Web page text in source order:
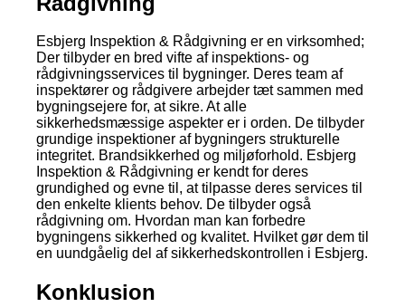
Esbjerg Inspektion & Rådgivning er en virksomhed;
Der tilbyder en bred vifte af inspektions- og
rådgivningsservices til bygninger. Deres team af
inspektører og rådgivere arbejder tæt sammen med
bygningsejere for, at sikre. At alle
sikkerhedsmæssige aspekter er i orden. De tilbyder
grundige inspektioner af bygningers strukturelle
integritet. Brandsikkerhed og miljøforhold. Esbjerg
Inspektion & Rådgivning er kendt for deres
grundighed og evne til, at tilpasse deres services til
den enkelte klients behov. De tilbyder også
rådgivning om. Hvordan man kan forbedre
bygningens sikkerhed og kvalitet. Hvilket gør dem til
en uundgåelig del af sikkerhedskontrollen i Esbjerg.
Konklusion